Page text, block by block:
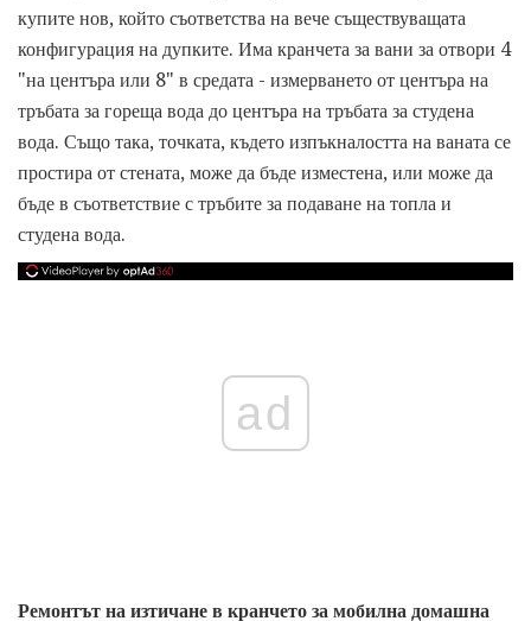
купите нов, който съответства на вече съществуващата
конфигурация на дупките. Има кранчета за вани за отвори 4
"на центъра или 8" в средата - измерването от центъра на
тръбата за гореща вода до центъра на тръбата за студена
вода. Също така, точката, където изпъкналостта на ваната се
простира от стената, може да бъде изместена, или може да
бъде в съответствие с тръбите за подаване на топла и
студена вода.
ad
Ремонтът на изтичане в кранчето за мобилна домашна